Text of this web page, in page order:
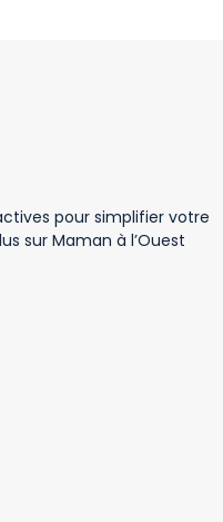
pour simplifier votre
sur Maman à l’Ouest